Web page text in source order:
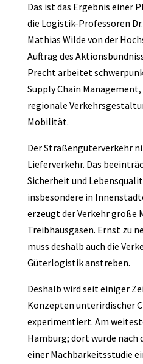
Das ist das Ergebnis einer
die Logistik-Professoren
Mathias Wilde von der
Auftrag des
Precht arbeitet
Supply Chain
regionale
Mobilität.
Der Straßengüterverkehr
Lieferverkehr. Das
Sicherheit und
insbesondere in
erzeugt der Verkehr große
Treibhausgasen. Ernst zu
muss deshalb auch die
Güterlogistik anstreben.
Deshalb wird seit einiger
Konzepten unterirdischer
experimentiert. Am
Hamburg; dort wurde nach
einer Machbarkeitsstudie